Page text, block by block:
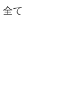
全て